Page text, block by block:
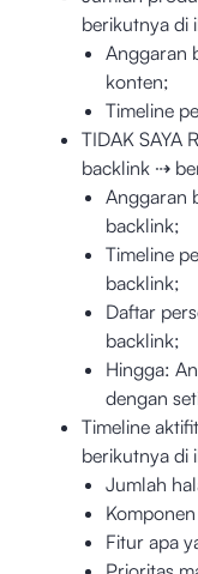
berikutnya di
Anggaran
konten;
Timeline
TIDAK SAYA
backlink ⇢
Anggaran
backlink;
Timeline
backlink;
Daftar
backlink;
Hingga:
dengan
Timeline
berikutnya di
Jumlah
Fitur apa